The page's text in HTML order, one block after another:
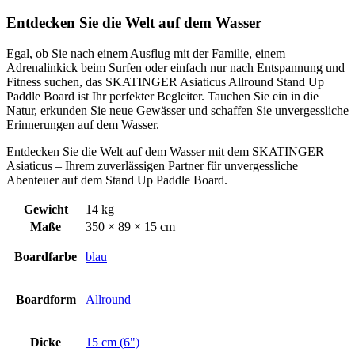
Entdecken Sie die Welt auf dem Wasser
Egal, ob Sie nach einem Ausflug mit der Familie, einem
Adrenalinkick beim Surfen oder einfach nur nach Entspannung und
Fitness suchen, das SKATINGER Asiaticus Allround Stand Up
Paddle Board ist Ihr perfekter Begleiter. Tauchen Sie ein in die
Natur, erkunden Sie neue Gewässer und schaffen Sie unvergessliche
Erinnerungen auf dem Wasser.
Entdecken Sie die Welt auf dem Wasser mit dem SKATINGER
Asiaticus – Ihrem zuverlässigen Partner für unvergessliche
Abenteuer auf dem Stand Up Paddle Board.
Gewicht
14 kg
Maße
350 × 89 × 15 cm
Boardfarbe blau
Boardform Allround
Dicke 15 cm (6")